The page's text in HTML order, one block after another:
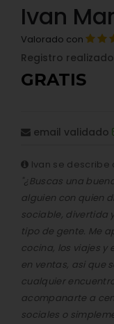
Ivan
Valorado con
Registro
GRATIS
email validado
Ivan se describe
"¿Buscas una
alguien con quien
sociable, divertida
tipo de gente. Me
cocina, los viajes y
en ventas, asi que
cualquier
acompanarte a
sociales o